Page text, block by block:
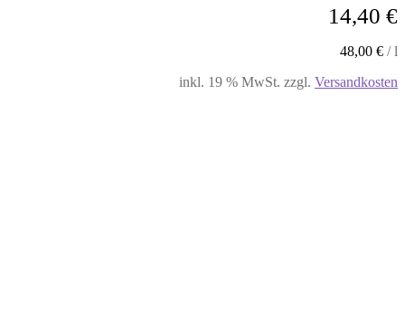
14,40 €
48,00 € /l
inkl. 19 % MwSt. zzgl. Versandkosten